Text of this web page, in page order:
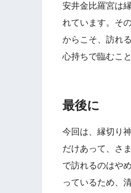
安井金比羅宮は
れています。そ
からこそ、訪れ
心持ちで臨むこ
最後に
今回は、縁切り
だけあって、さ
で訪れるのはや
っているため、